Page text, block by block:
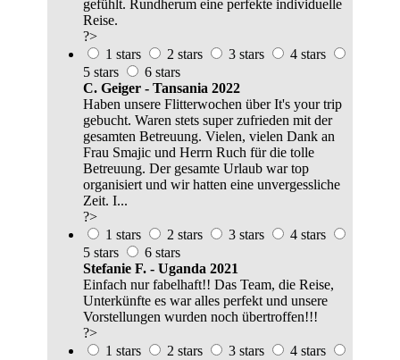
gefühlt. Rundherum eine perfekte individuelle
Reise.
?>
1 stars
2 stars 3 stars
4 stars
5 stars
6 stars
C. Geiger - Tansania 2022
Haben unsere Flitterwochen über It's your trip
gebucht. Waren stets super zufrieden mit der
gesamten Betreuung. Vielen, vielen Dank an
Frau Smajic und Herrn Ruch für die tolle
Betreuung. Der gesamte Urlaub war top
organisiert und wir hatten eine unvergessliche
Zeit. I...
?>
1 stars
2 stars 3 stars
4 stars
5 stars
6 stars
Stefanie F. - Uganda 2021
Einfach nur fabelhaft!! Das Team, die Reise,
Unterkünfte es war alles perfekt und unsere
Vorstellungen wurden noch übertroffen!!!
?>
1 stars
2 stars 3 stars
4 stars